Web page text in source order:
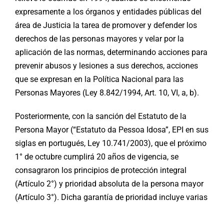
expresamente a los órganos y entidades públicas del
área de Justicia la tarea de promover y defender los
derechos de las personas mayores y velar por la
aplicación de las normas, determinando acciones para
prevenir abusos y lesiones a sus derechos, acciones
que se expresan en la Política Nacional para las
Personas Mayores (Ley 8.842/1994, Art. 10, VI, a, b).
Posteriormente, con la sanción del Estatuto de la
Persona Mayor (“Estatuto da Pessoa Idosa”, EPI en sus
siglas en portugués, Ley 10.741/2003), que el próximo
1° de octubre cumplirá 20 años de vigencia, se
consagraron los principios de protección integral
(Artículo 2°) y prioridad absoluta de la persona mayor
(Artículo 3°). Dicha garantía de prioridad incluye varias